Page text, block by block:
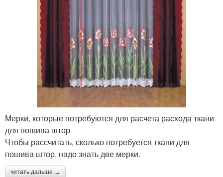
Мерки, которые потребуются для расчета расхода ткани
для пошива штор
Чтобы рассчитать, сколько потребуется ткани для
пошива штор, надо знать две мерки.
читать дальше →